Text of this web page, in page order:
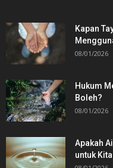
Kapan
08/01/2026
Hukum
Boleh?
08/01/2026
Apakah
untuk